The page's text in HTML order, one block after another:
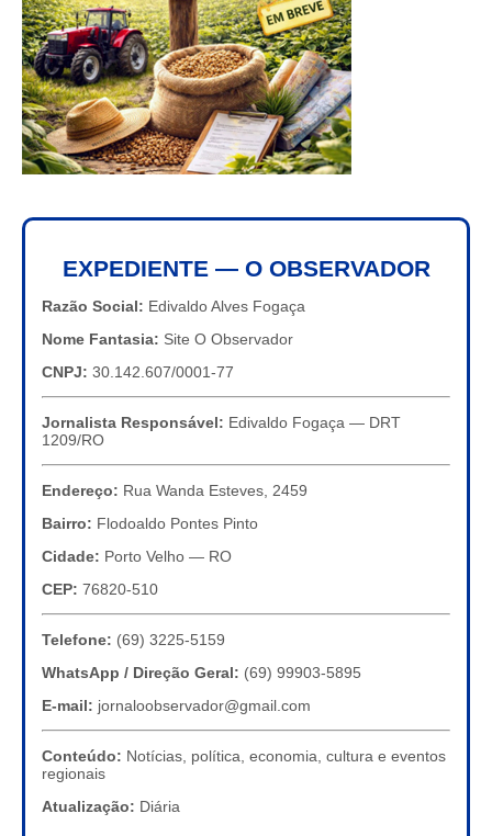
EXPEDIENTE — O OBSERVADOR
Razão Social: Edivaldo Alves Fogaça
Nome Fantasia: Site O Observador
CNPJ: 30.142.607/0001-77
Jornalista Responsável: Edivaldo Fogaça — DRT
1209/RO
Endereço: Rua Wanda Esteves, 2459
Bairro: Flodoaldo Pontes Pinto
Cidade: Porto Velho — RO
CEP: 76820-510
Telefone: (69) 3225-5159
WhatsApp / Direção Geral: (69) 99903-5895
E-mail: jornaloobservador@gmail.com
Conteúdo: Notícias, política, economia, cultura e eventos
regionais
Atualização: Diária